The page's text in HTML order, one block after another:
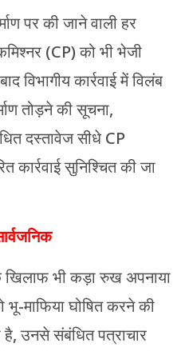
पर की जाने वाली हर
(CP) को भी भेजी
विभागीय कार्रवाई में विलंब
तोड़ने की सूचना,
दस्तावेज सीधे CP
कार्रवाई सुनिश्चित की जा
भी कड़ा रुख अपनाया
भू-माफिया घोषित करने की
उनसे संबंधित पत्राचार